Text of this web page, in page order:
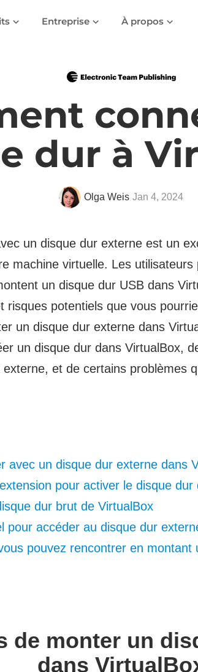
Entreprise À propos
dur à
Olga Weis Jan 4, 2024
un disque dur externe est un
machine virtuelle. Les
un disque dur USB dans
risques potentiels que vous
un disque dur externe dans
un disque dur dans VirtualBox,
et de certains problèmes
avec un disque dur externe dans
pour activer le disque dur
dur brut de VirtualBox
pour accéder au disque dur
pouvez rencontrer en montant
de monter un
dans